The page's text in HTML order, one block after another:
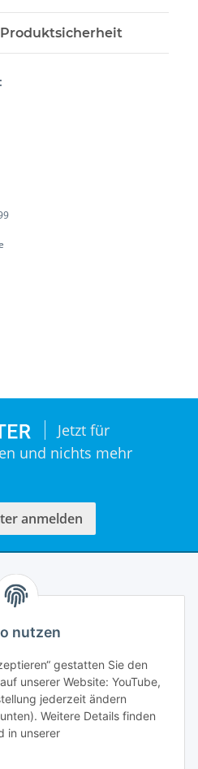
Jetzt für
und nichts mehr
anmelden
nutzen
gestatten Sie den
unserer Website: YouTube,
jederzeit ändern
Weitere Details finden
in unserer